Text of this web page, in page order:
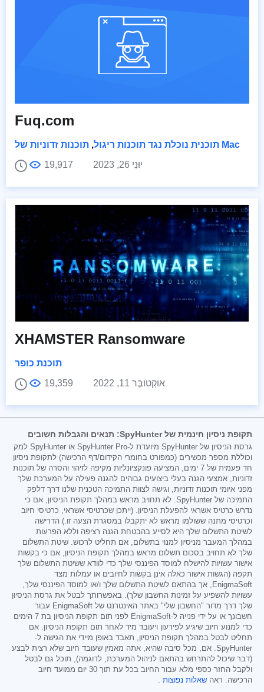
Fuq.com
תוכנית נוכלת נגד תוכנות ריגול,
תוכנות זדוניות של Mac
יוּנִי 26, 2023
19,917
XHAMSTER Ransomware
תוכנת כופר
אוֹקְטוֹבֶּר 11, 2022
19,359
תקופת ניסיון חינמית של SpyHunter: תנאים והגבלות חשובים
גרסת הניסיון של SpyHunter מיועדת ל-SpyHunter Pro או SpyHunter למק
וכוללת מספר מכשירים (כמפורט בחומרי הקידום/דף הרכישה) לתקופת ניסיון
חד פעמית של 7 ימים, המציעה פונקציונליות מקיפה לזיהוי והסרה של תוכנות
זדוניות, אמצעי הגנה בעלי ביצועים גבוהים להגנה פעילה על המערכת שלך
מפני איומי תוכנות זדוניות, וגישה לצוות התמיכה הטכנית שלנו דרך דלפק
התמיכה של SpyHunter. לא תחויב מראש במהלך תקופת הניסיון, אם כי
נדרש כרטיס אשראי להפעלת הניסיון. (ייתכן שכרטיסי אשראי, כרטיסי חיוב
וכרטיסי מתנה ששולמו מראש לא יתקבלו במסגרת הצעה זו.) הדרישה
לשיטת התשלום שלך היא לסייע בהבטחת הגנה רציפה וללא הפרעות
במהלך המעבר מניסיון למנוי בתשלום, אם תחליט לרכוש. שיטת התשלום
שלך לא תחויב בסכום תשלום מראש במהלך תקופת הניסיון, אם כי בקשות
אישור עשויות להישלח למוסד הפיננסי שלך כדי לוודא ששיטת התשלום שלך
תקפה (הגשות אישור כאלה אינן בקשות לחיובים או עמלות מצד
EnigmaSoft, אך בהתאם לשיטת התשלום שלך ו/או למוסד הפיננסי שלך,
עשויות להשפיע על זמינות החשבון שלך). באפשרותך לבטל את גרסת הניסיון
שלך דרך מדור "החשבון שלי" באתר האינטרנט של EnigmaSoft עבור
חשבונך או על ידי פנייה ל-EnigmaSoft לפני תום תקופת הניסיון בת 7 הימים
כדי למנוע חיוב שיגיע לפירעון ויעובד מיד לאחר תום תקופת הניסיון. אם
תחליט לבטל במהלך תקופת הניסיון, תאבד באופן מיידי את הגישה ל-
SpyHunter. אם, מכל סיבה שהיא, אתה מאמין שעובד חיוב שלא רצית לבצע
(דבר שיכול להתרחש בהתאם לניהול המערכת, לדוגמה), תוכל גם לבטל
ולקבל החזר כספי מלא עבור החיוב בכל עת תוך 30 יום ממועד חיוב
הרכישה. ראה שאלות נפוצות .